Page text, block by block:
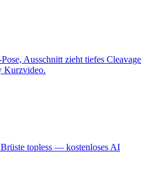
Ausschnitt zieht tiefes Cleavage
Kurzvideo.
topless — kostenloses AI